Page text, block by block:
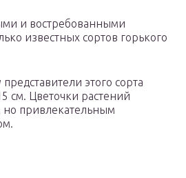
и востребованными
известных сортов горького
этого сорта
см. Цветочки растений
но привлекательным